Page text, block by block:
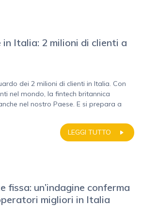
in Italia: 2 milioni di clienti a
dei 2 milioni di clienti in Italia. Con
nel mondo, la fintech britannica
nel nostro Paese. E si prepara a
LEGGI TUTTO
fissa: un’indagine conferma
migliori in Italia